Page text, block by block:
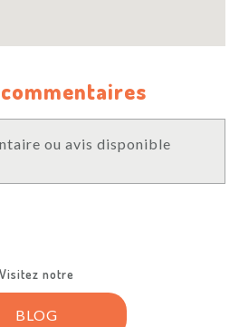
ou avis disponible
Visitez notre
BLOG